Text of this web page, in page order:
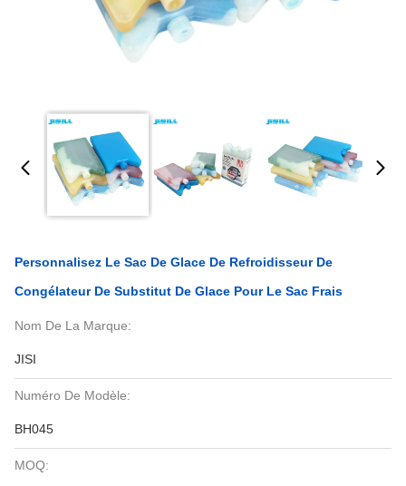
Personnalisez Le Sac De Glace De Refroidisseur De
Congélateur De Substitut De Glace Pour Le Sac Frais
Nom De La Marque:
JISI
Numéro De Modèle:
BH045
MOQ: